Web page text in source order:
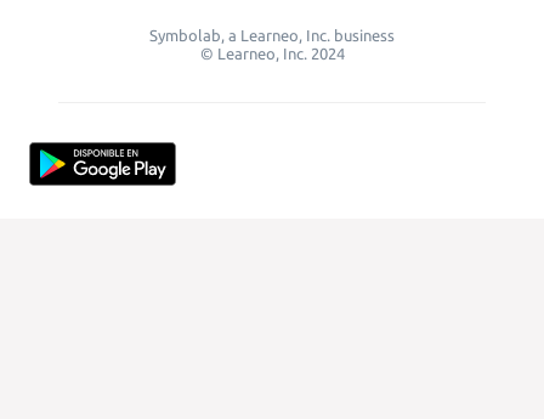
Symbolab, a Learneo, Inc. business
© Learneo, Inc. 2024